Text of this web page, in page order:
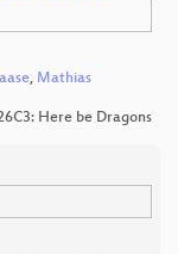
, Mathias
Here be Dragons